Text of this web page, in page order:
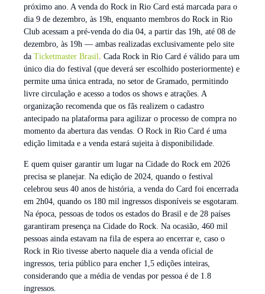
próximo ano. A venda do Rock in Rio Card está marcada para o
dia 9 de dezembro, às 19h, enquanto membros do Rock in Rio
Club acessam a pré-venda do dia 04, a partir das 19h, até 08 de
dezembro, às 19h — ambas realizadas exclusivamente pelo site
da Ticketmaster Brasil
. Cada Rock in Rio Card é válido para um
único dia do festival (que deverá ser escolhido posteriormente) e
permite uma única entrada, no setor de Gramado, permitindo
livre circulação e acesso a todos os shows e atrações. A
organização recomenda que os fãs realizem o cadastro
antecipado na plataforma para agilizar o processo de compra no
momento da abertura das vendas. O Rock in Rio Card é uma
edição limitada e a venda estará sujeita à disponibilidade.
E quem quiser garantir um lugar na Cidade do Rock em 2026
precisa se planejar. Na edição de 2024, quando o festival
celebrou seus 40 anos de história, a venda do Card foi encerrada
em 2h04, quando os 180 mil ingressos disponíveis se esgotaram.
Na época, pessoas de todos os estados do Brasil e de 28 países
garantiram presença na Cidade do Rock. Na ocasião, 460 mil
pessoas ainda estavam na fila de espera ao encerrar e, caso o
Rock in Rio tivesse aberto naquele dia a venda oficial de
ingressos, teria público para encher 1,5 edições inteiras,
considerando que a média de vendas por pessoa é de 1.8
ingressos.